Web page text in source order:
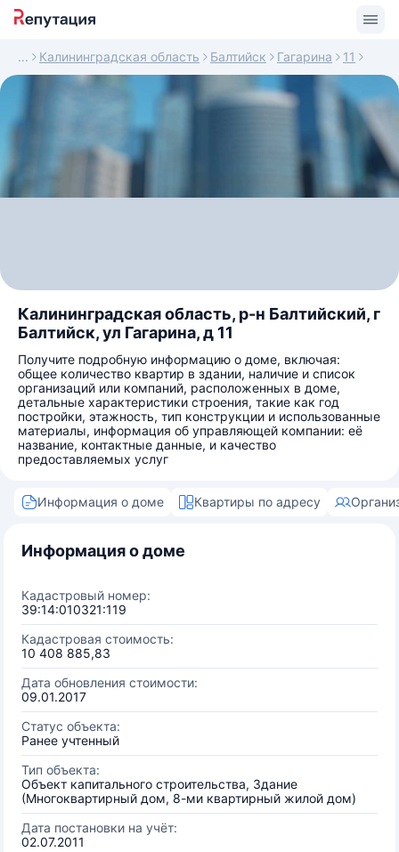
Калининградская область Балтийск Гагарина 11
Калининградская область, р-н Балтийский, г
Балтийск, ул Гагарина, д 11
Получите подробную информацию о доме, включая:
общее количество квартир в здании, наличие и список
организаций или компаний, расположенных в доме,
детальные характеристики строения, такие как год
постройки, этажность, тип конструкции и использованные
материалы, информация об управляющей компании: её
название, контактные данные, и качество
предоставляемых услуг
Информация о доме Квартиры по адресу
Информация о доме
Кадастровый номер:
39:14:010321:119
Кадастровая стоимость:
10 408 885,83
Дата обновления стоимости:
09.01.2017
Статус объекта:
Ранее учтенный
Тип объекта:
Объект капитального строительства, Здание
(Многоквартирный дом, 8-ми квартирный жилой дом)
Дата постановки на учёт:
02.07.2011